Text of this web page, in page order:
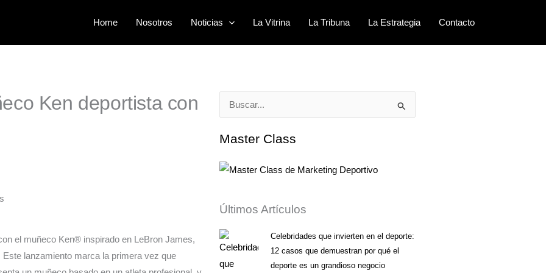
Home Nosotros Noticias La Vitrina La Tribuna La Estrategia Contacto
Ken deportista con
el muñeco Ken® inspirado en LeBron James,
lanzamiento marca la primera vez que
Buscar
Master Class
Últimos Artículos
Celebridades que invierten en el deporte:
12 casos que demuestran por qué el
deporte es un grandioso negocio